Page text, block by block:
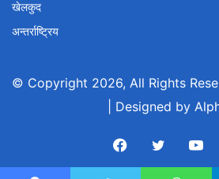
खेलकुद
अन्तर्राष्ट्रिय
© Copyright 2026, All Rights
| Designed by
Facebook
Twitter